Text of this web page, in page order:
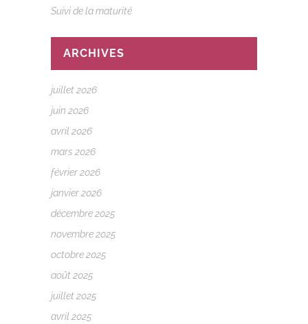
Suivi de la maturité
ARCHIVES
juillet 2026
juin 2026
avril 2026
mars 2026
février 2026
janvier 2026
décembre 2025
novembre 2025
octobre 2025
août 2025
juillet 2025
avril 2025